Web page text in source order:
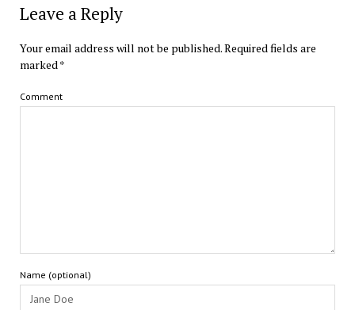
Leave a Reply
Your email address will not be published.Required fields are
marked*
Comment
Name (optional)